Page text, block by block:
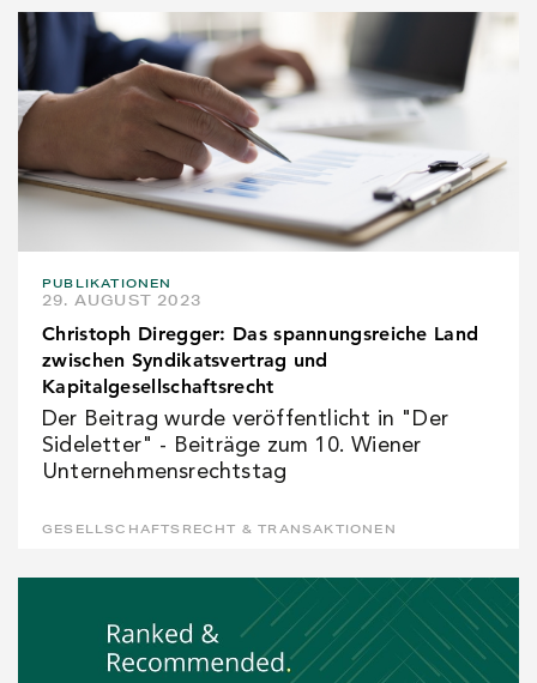
PUBLIKATIONEN
29. AUGUST 2023
Christoph Diregger: Das spannungsreiche Land
zwischen Syndikatsvertrag und
Kapitalgesellschaftsrecht
Der Beitrag wurde veröffentlicht in "Der
Sideletter" - Beiträge zum 10. Wiener
Unternehmensrechtstag
GESELLSCHAFTSRECHT & TRANSAKTIONEN